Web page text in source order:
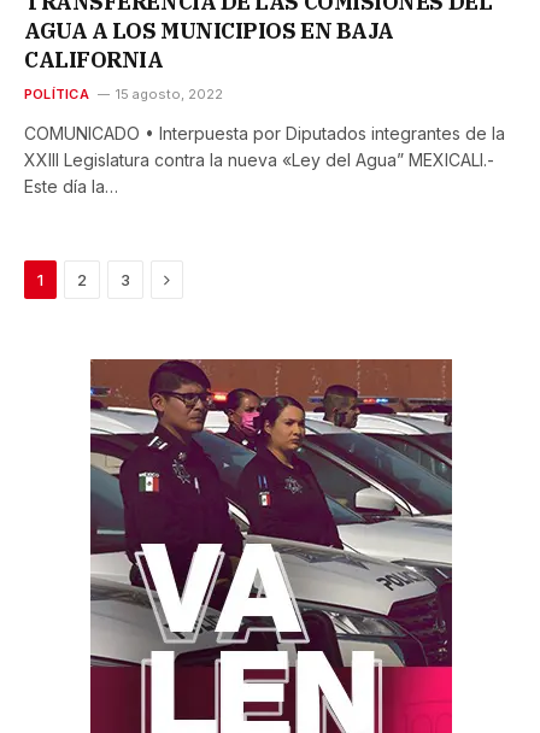
AGUA A LOS MUNICIPIOS EN BAJA
CALIFORNIA
POLÍTICA 15 agosto, 2022
COMUNICADO • Interpuesta por Diputados integrantes de la
XXIII Legislatura contra la nueva «Ley del Agua” MEXICALI.-
Este día la…
1 2 3 Next